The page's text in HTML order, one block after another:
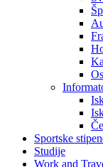
Sportske
Studije
Work and